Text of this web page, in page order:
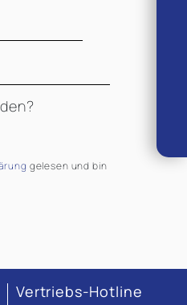
gelesen und bin
Vertriebs-Hotline